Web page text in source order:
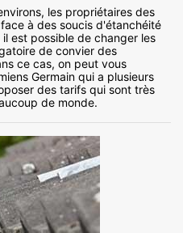
les propriétaires des
à des soucis d'étanchéité
est possible de changer les
de convier des
ce cas, on peut vous
Germain qui a plusieurs
des tarifs qui sont très
de monde.